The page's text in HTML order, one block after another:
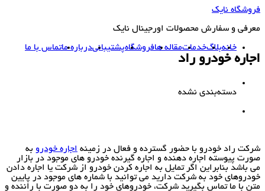
فروشگاه نایک
معرفی و سفارش محصولات اورجینال نایک
خانهبلاگخدماتمقاله هافروشگاهپشتیبانیدرباره ماتماس با ما
اجاره خودرو راد
دسته‌بندی نشده
شرکت راد خودرو با حضور گسترده و فعال در زمینه اجاره خودرو به
صورت پیوسته اجاره دهنده و اجاره گیرنده خودرو های موجود در بازار
می باشد بنابراین اگر تمایل به اجاره کردن خودرو از شرکت یا اجاره دادن
خودروهای خود به شرکت دارید می توانید با شماره های موجود در پایین
متن با ما تماس بگیرید شرکت، خودروهای خود را به دو صورت با راننده و